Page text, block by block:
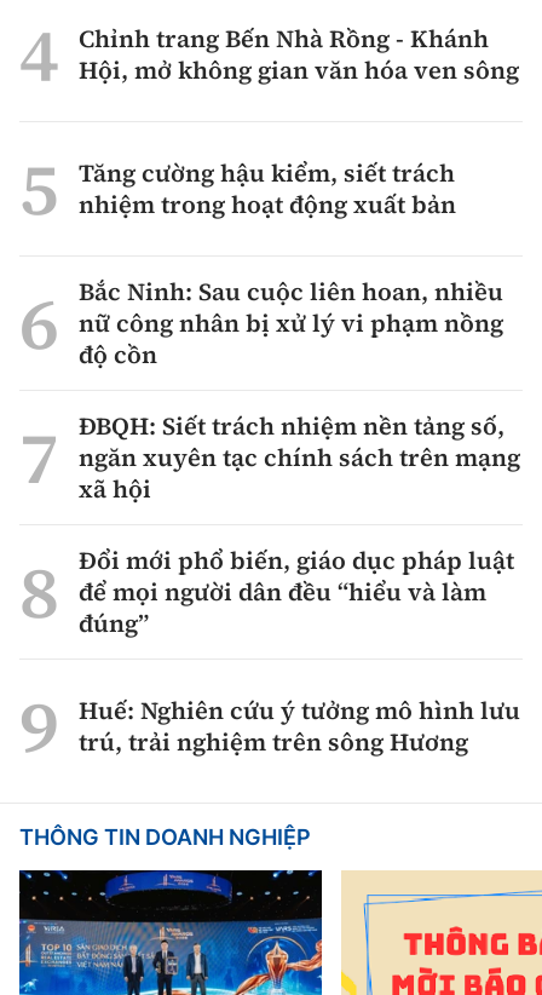
Chỉnh trang Bến Nhà Rồng - Khánh
Hội, mở không gian văn hóa ven sông
Tăng cường hậu kiểm, siết trách
nhiệm trong hoạt động xuất bản
Bắc Ninh: Sau cuộc liên hoan, nhiều
nữ công nhân bị xử lý vi phạm nồng
độ cồn
ĐBQH: Siết trách nhiệm nền tảng số,
ngăn xuyên tạc chính sách trên mạng
xã hội
Đổi mới phổ biến, giáo dục pháp luật
để mọi người dân đều “hiểu và làm
đúng”
Huế: Nghiên cứu ý tưởng mô hình lưu
trú, trải nghiệm trên sông Hương
THÔNG TIN DOANH NGHIỆP